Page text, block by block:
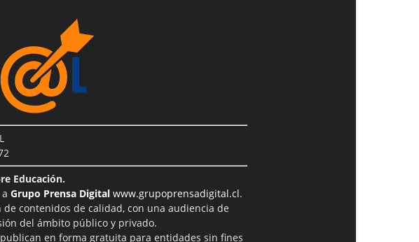
Educación.
Grupo Prensa Digitalwww.grupoprensadigital.cl.
contenidos de calidad, con una audiencia de
del ámbito público y privado.
en forma gratuita para entidades sin fines